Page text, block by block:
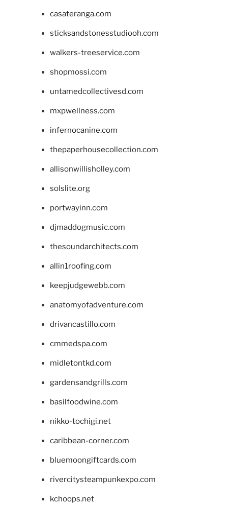
casateranga.com
sticksandstonesstudiooh.com
walkers-treeservice.com
shopmossi.com
untamedcollectivesd.com
mxpwellness.com
infernocanine.com
thepaperhousecollection.com
allisonwillisholley.com
solslite.org
portwayinn.com
djmaddogmusic.com
thesoundarchitects.com
allin1roofing.com
keepjudgewebb.com
anatomyofadventure.com
drivancastillo.com
cmmedspa.com
midletontkd.com
gardensandgrills.com
basilfoodwine.com
nikko-tochigi.net
caribbean-corner.com
bluemoongiftcards.com
rivercitysteampunkexpo.com
kchoops.net